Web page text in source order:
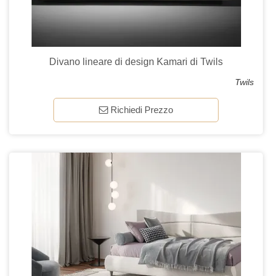
Divano lineare di design Kamari di Twils
Twils
Richiedi Prezzo